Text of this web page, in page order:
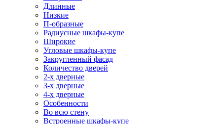
Длинные
Низкие
П-образные
Радиусные шкафы-купе
Широкие
Угловые шкафы-купе
Закругленный фасад
Количество дверей
2-х дверные
3-х дверные
4-х дверные
Особенности
Во всю стену
Встроенные шкафы-купе